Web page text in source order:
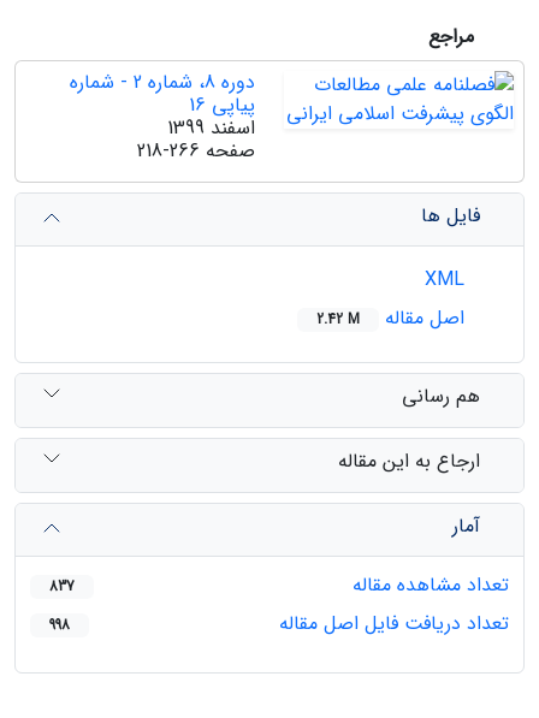
مراجع
دوره 8، شماره 2 - شماره
پیاپی 16
اسفند 1399
صفحه 218-266
فایل ها
اصل مقاله
2.42 M
هم رسانی
ارجاع به این مقاله
آمار
تعداد مشاهده مقاله
837
تعداد دریافت فایل اصل مقاله 998